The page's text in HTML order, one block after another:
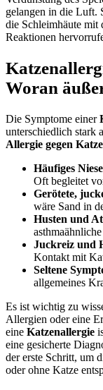
gelangen in die Luft.
die Schleimhäute mit
Reaktionen
Woran
Die Symptome einer
unterschiedlich stark
Allergie gegen
Häufiges
Oft begleitet
Gerötete,
wäre Sand in
Husten und
Juckreiz und
Kontakt mit
Seltene
allgemeines
Es ist wichtig zu
Allergien oder eine
eine Katzenallergie
eine gesicherte
der erste Schritt, um
oder ohne Katze